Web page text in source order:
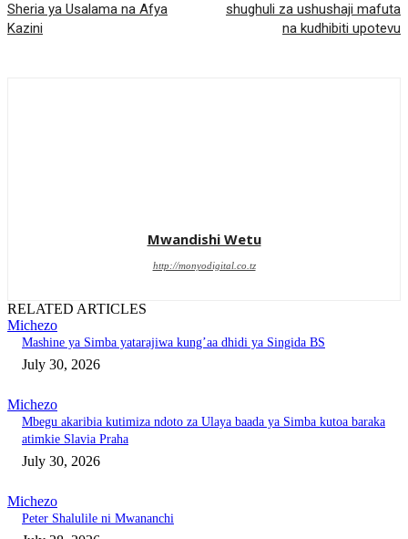
Sheria ya Usalama na Afya
Kazini
shughuli za ushushaji mafuta
na kudhibiti upotevu
Mwandishi Wetu
http://monyodigital.co.tz
RELATED ARTICLES
Michezo
Mashine ya Simba yatarajiwa kung’aa dhidi ya Singida BS
July 30, 2026
Michezo
Mbegu akaribia kutimiza ndoto za Ulaya baada ya Simba kutoa baraka
atimkie Slavia Praha
July 30, 2026
Michezo
Peter Shalulile ni Mwananchi